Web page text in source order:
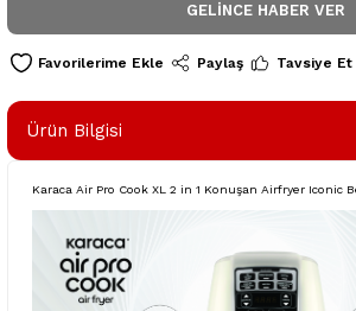
GELINCE HABER VER
Paylaş Tavsiye Et
Ürün Bilgisi
Karaca Air Pro Cook XL 2 in 1 Konuşan Airfryer Iconic